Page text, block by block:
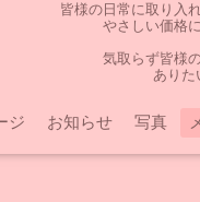
皆様の日常に取り入
やさしい価格
気取らず皆様
ありた
ジ お知らせ 写真